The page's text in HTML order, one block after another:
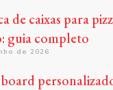
de caixas para
guia completo
de 2026